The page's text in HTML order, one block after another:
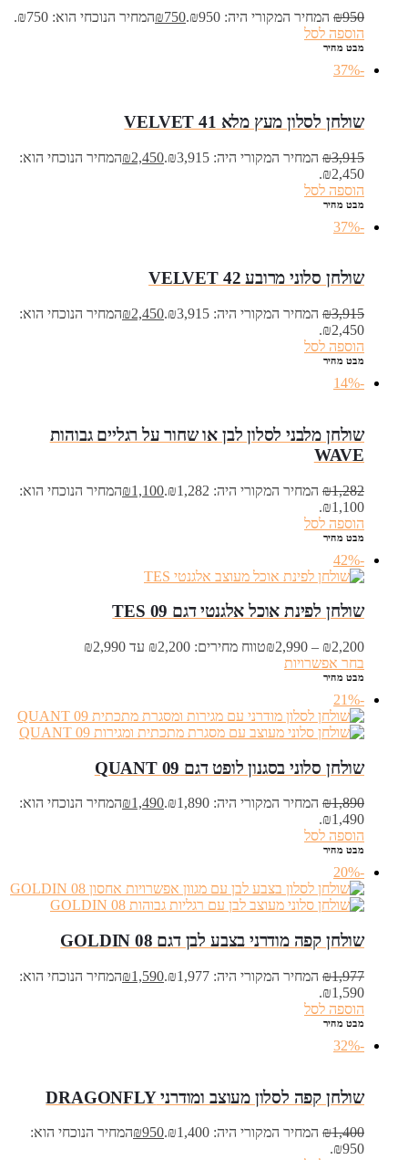
₪950 המחיר המקורי היה: ₪950. ₪750
המחיר הנוכחי הוא: ₪750.
הוספה לסל
מבט מהיר
-37%
שולחן לסלון מעץ מלא VELVET 41
₪3,915 המחיר המקורי היה: ₪3,915. ₪2,450
המחיר הנוכחי הוא:
₪2,450.
הוספה לסל
מבט מהיר
-37%
שולחן סלוני מרובע VELVET 42
₪3,915 המחיר המקורי היה: ₪3,915. ₪2,450
המחיר הנוכחי הוא:
₪2,450.
הוספה לסל
מבט מהיר
-14%
שולחן מלבני לסלון לבן או שחור על רגליים גבוהות
WAVE
₪1,282 המחיר המקורי היה: ₪1,282. ₪1,100
המחיר הנוכחי הוא:
₪1,100.
הוספה לסל
מבט מהיר
-42%
שולחן לפינת אוכל אלגנטי דגם TES 09
₪2,200
–
₪2,990
טווח מחירים: ⁦₪2,200⁩ עד ⁦₪2,990⁩
בחר אפשרויות
מבט מהיר
-21%
שולחן סלוני בסגנון לופט דגם QUANT 09
₪1,890 המחיר המקורי היה: ₪1,890. ₪1,490
המחיר הנוכחי הוא:
₪1,490.
הוספה לסל
מבט מהיר
-20%
שולחן קפה מודרני בצבע לבן דגם GOLDIN 08
₪1,977 המחיר המקורי היה: ₪1,977. ₪1,590
המחיר הנוכחי הוא:
₪1,590.
הוספה לסל
מבט מהיר
-32%
שולחן קפה לסלון מעוצב ומודרני DRAGONFLY
₪1,400 המחיר המקורי היה: ₪1,400. ₪950
המחיר הנוכחי הוא:
₪950.